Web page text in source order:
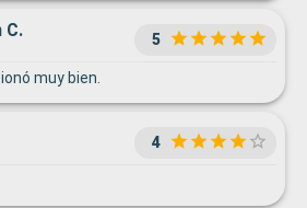
C. 5
muy bien.
4